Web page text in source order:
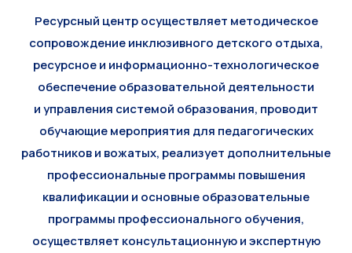
Ресурсный центр осуществляет методическое
сопровождение инклюзивного детского отдыха,
ресурсное и информационно-технологическое
обеспечение образовательной деятельности
и управления системой образования, проводит
обучающие мероприятия для педагогических
работников и вожатых, реализует дополнительные
профессиональные программы повышения
квалификации и основные образовательные
программы профессионального обучения,
осуществляет консультационную и экспертную